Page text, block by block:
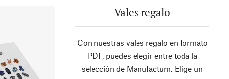
Vales regalo
Con nuestras vales regalo en formato
PDF, puedes elegir entre toda la
selección de Manufactum. Elige un